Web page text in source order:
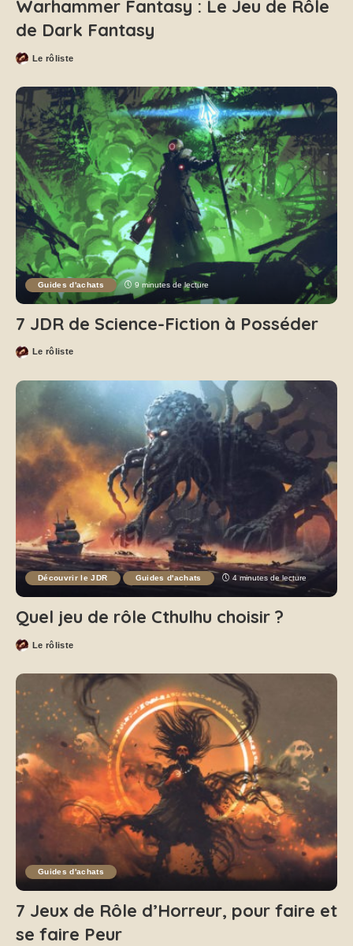
Warhammer Fantasy : Le Jeu de Rôle
de Dark Fantasy
Le rôliste
Guides d'achats 9 minutes de lecture
7 JDR de Science-Fiction à Posséder
Le rôliste
Découvrir le JDR Guides d'achats 4 minutes de lecture
Quel jeu de rôle Cthulhu choisir ?
Le rôliste
Guides d'achats
7 Jeux de Rôle d’Horreur, pour faire et
se faire Peur